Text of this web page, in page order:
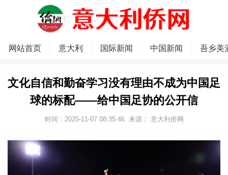
网站首页 意大利 国际新闻 中国新闻 吾乡美
文化自信和勤奋学习没有理由不成为中国足
球的标配——给中国足协的公开信
时间：2025-11-07 08:35:46 来源： 意大利侨网